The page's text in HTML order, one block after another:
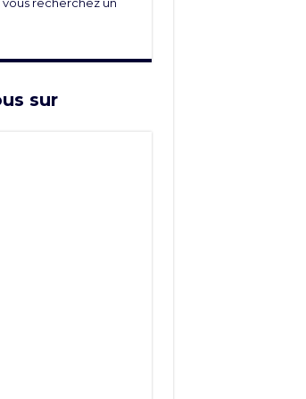
recherchez un
sur